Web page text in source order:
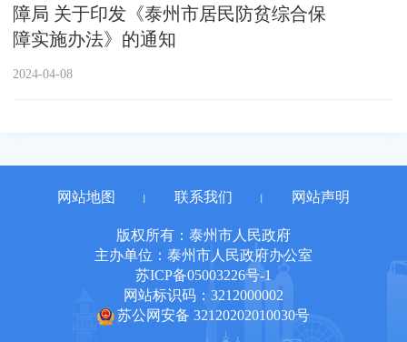
障局 关于印发《泰州市居民防贫综合保
障实施办法》的通知
2024-04-08
网站地图 联系我们 网站声明
版权所有：泰州市人民政府
主办单位：泰州市人民政府办公室
苏ICP备05003226号-1
网站标识码：3212000002
苏公网安备 32120202010030号